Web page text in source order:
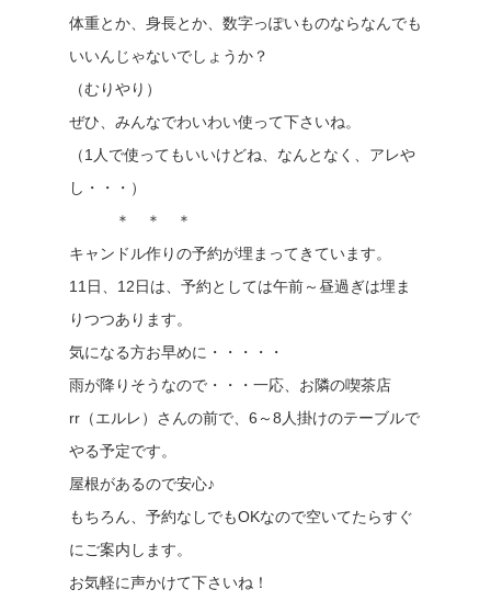
体重とか、身長とか、数字っぽいものならなんでも
いいんじゃないでしょうか？
（むりやり）
ぜひ、みんなでわいわい使って下さいね。
（1人で使ってもいいけどね、なんとなく、アレや
し・・・）
＊ ＊ ＊
キャンドル作りの予約が埋まってきています。
11日、12日は、予約としては午前～昼過ぎは埋ま
りつつあります。
気になる方お早めに・・・・・
雨が降りそうなので・・・一応、お隣の喫茶店
rr（エルレ）さんの前で、6～8人掛けのテーブルで
やる予定です。
屋根があるので安心♪
もちろん、予約なしでもOKなので空いてたらすぐ
にご案内します。
お気軽に声かけて下さいね！